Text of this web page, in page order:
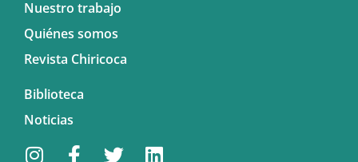
Nuestro trabajo
Quiénes somos
Revista Chiricoca
Biblioteca
Noticias